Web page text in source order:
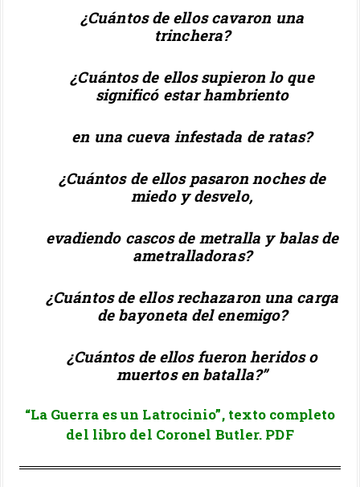
¿Cuántos de ellos cavaron una
trinchera?
¿Cuántos de ellos supieron lo que
significó estar hambriento
en una cueva infestada de ratas?
¿Cuántos de ellos pasaron noches de
miedo y desvelo,
evadiendo cascos de metralla y balas de
ametralladoras?
¿Cuántos de ellos rechazaron una carga
de bayoneta del enemigo?
¿Cuántos de ellos fueron heridos o
muertos en batalla?”
“La Guerra es un Latrocinio”, texto completo
del libro del Coronel Butler. PDF